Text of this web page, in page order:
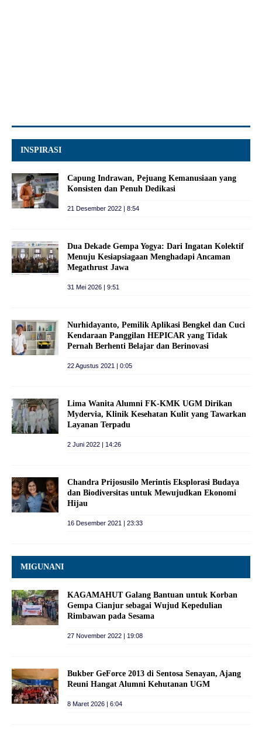
INSPIRASI
Capung Indrawan, Pejuang Kemanusiaan yang
Konsisten dan Penuh Dedikasi
21 Desember 2022 | 8:54
Dua Dekade Gempa Yogya: Dari Ingatan Kolektif
Menuju Kesiapsiagaan Menghadapi Ancaman
Megathrust Jawa
31 Mei 2026 | 9:51
Nurhidayanto, Pemilik Aplikasi Bengkel dan Cuci
Kendaraan Panggilan HEPICAR yang Tidak
Pernah Berhenti Belajar dan Berinovasi
22 Agustus 2021 | 0:05
Lima Wanita Alumni FK-KMK UGM Dirikan
Mydervia, Klinik Kesehatan Kulit yang Tawarkan
Layanan Terpadu
2 Juni 2022 | 14:26
Chandra Prijosusilo Merintis Eksplorasi Budaya
dan Biodiversitas untuk Mewujudkan Ekonomi
Hijau
16 Desember 2021 | 23:33
MIGUNANI
KAGAMAHUT Galang Bantuan untuk Korban
Gempa Cianjur sebagai Wujud Kepedulian
Rimbawan pada Sesama
27 November 2022 | 19:08
Bukber GeForce 2013 di Sentosa Senayan, Ajang
Reuni Hangat Alumni Kehutanan UGM
8 Maret 2026 | 6:04